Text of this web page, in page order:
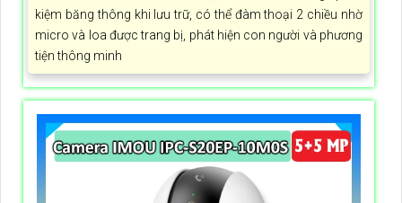
kiệm băng thông khi lưu trữ, có thể đàm thoại 2 chiều nhờ
micro và loa được trang bị, phát hiện con người và phương
tiện thông minh